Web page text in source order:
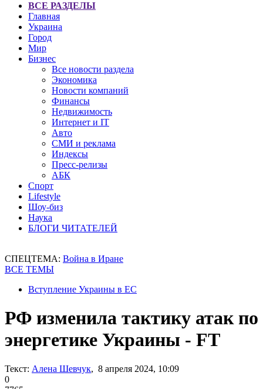
ВСЕ РАЗДЕЛЫ
Главная
Украина
Город
Мир
Бизнес
Все новости раздела
Экономика
Новости компаний
Финансы
Недвижимость
Интернет и IT
Авто
СМИ и реклама
Индексы
Пресс-релизы
АБК
Спорт
Lifestyle
Шоу-биз
Наука
БЛОГИ ЧИТАТЕЛЕЙ
СПЕЦТЕМА: Война в Иране
ВСЕ ТЕМЫ
Вступление Украины в ЕС
РФ изменила тактику атак по
энергетике Украины - FT
Текст: Алена Шевчук, 8 апреля 2024, 10:09
0